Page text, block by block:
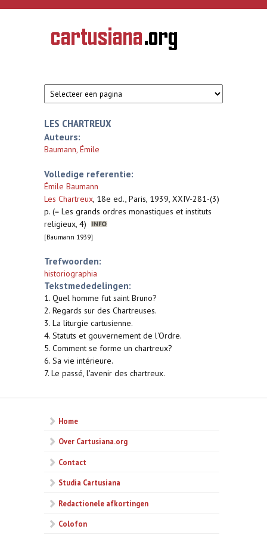
Overslaan en naar de inhoud gaan
CARTUSIANA
Geschiedenis
van de
LES CHARTREUX
Auteurs:
Baumann, Émile
Volledige referentie:
Émile Baumann
Les Chartreux, 18e ed., Paris, 1939, XXIV-281-(3)
p. (= Les grands ordres monastiques et instituts
religieux, 4)
[Baumann 1939]
Trefwoorden:
historiographia
Tekstmededelingen:
1. Quel homme fut saint Bruno?
2. Regards sur des Chartreuses.
3. La liturgie cartusienne.
4. Statuts et gouvernement de l'Ordre.
5. Comment se forme un chartreux?
6. Sa vie intérieure.
7. Le passé, l'avenir des chartreux.
Home
Over Cartusiana.org
Contact
Studia Cartusiana
Redactionele afkortingen
Colofon